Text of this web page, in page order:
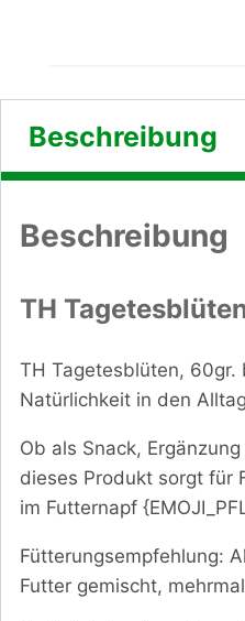
Beschreibung
Beschreibung
TH
TH Tagetesblüten, 60gr.
Natürlichkeit in den
Ob als Snack,
dieses Produkt sorgt für
im Futternapf
Fütterungsempfehlung:
Futter gemischt,